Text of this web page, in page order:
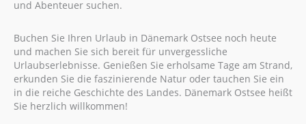
und Abenteuer suchen.
Buchen Sie Ihren Urlaub in Dänemark Ostsee noch heute
und machen Sie sich bereit für unvergessliche
Urlaubserlebnisse. Genießen Sie erholsame Tage am Strand,
erkunden Sie die faszinierende Natur oder tauchen Sie ein
in die reiche Geschichte des Landes. Dänemark Ostsee heißt
Sie herzlich willkommen!